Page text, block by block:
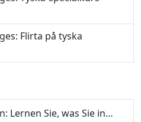
Flirta på tyska
Lernen Sie, was Sie in…